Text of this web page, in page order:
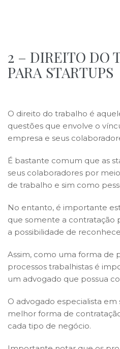
2 – DIREITO DO
PARA STARTUPS
O direito do trabalho é
questões que envolve o
empresa e seus
É bastante comum que as
seus colaboradores por
de trabalho e sim como
No entanto, é importante
que somente a contratação
a possibilidade de
Assim, como uma forma de
processos trabalhistas é
um advogado que possua
O advogado especialista
melhor forma de
cada tipo de negócio.